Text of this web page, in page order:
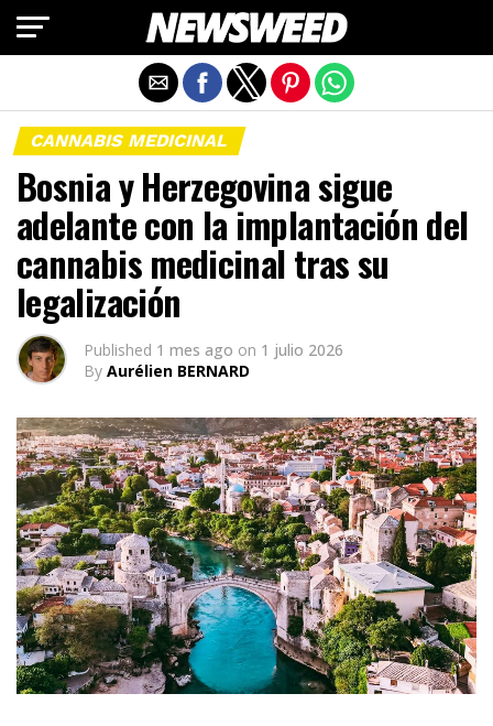
CANNABIS MEDICINAL
Bosnia y Herzegovina sigue
adelante con la implantación del
cannabis medicinal tras su
legalización
Published 1 mes ago on 1 julio 2026
By Aurélien BERNARD
Salir de la versión móvil